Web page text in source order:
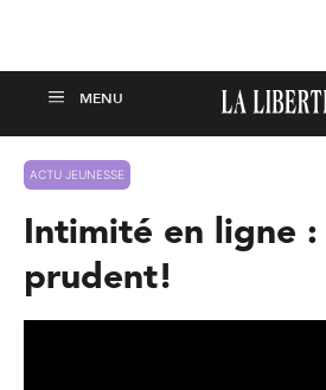
ACTU JEUNESSE
Intimité en ligne :
prudent!